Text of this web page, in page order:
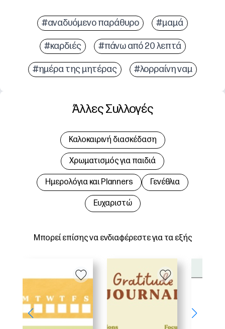
#αναδυόμενο παράθυρο #μαμά
#καρδιές #πάνω από 20 λεπτά
#ημέρα της μητέρας #λορραίνη ναμ
Μπορεί επίσης να ενδιαφέρεστε για τα εξής
Άλλες Συλλογές
Καλοκαιρινή διασκέδαση
Χρωματισμός για παιδιά
Hμερολόγια και Planners Γενέθλια
Ευχαριστώ